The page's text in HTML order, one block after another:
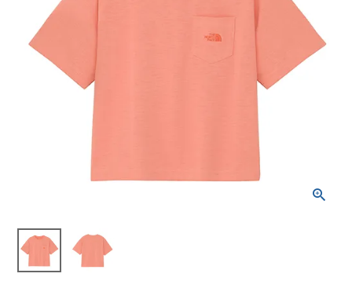
INFORMATIOM
ご利用ガイド
プライバシーポリシー